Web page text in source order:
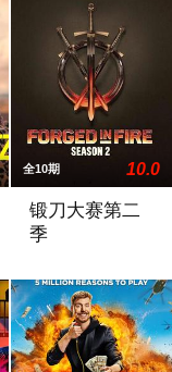
全10期 10.0
锻刀大赛第二
季